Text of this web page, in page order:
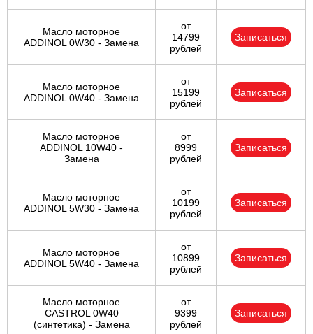
Масло моторное
ADDINOL 0W30 - Замена
от
14799
рублей
Записаться
Масло моторное
ADDINOL 0W40 - Замена
от
15199
рублей
Записаться
Масло моторное
ADDINOL 10W40 -
Замена
от
8999
рублей
Записаться
Масло моторное
ADDINOL 5W30 - Замена
от
10199
рублей
Записаться
Масло моторное
ADDINOL 5W40 - Замена
от
10899
рублей
Записаться
Масло моторное
CASTROL 0W40
(синтетика) - Замена
от
9399
рублей
Записаться